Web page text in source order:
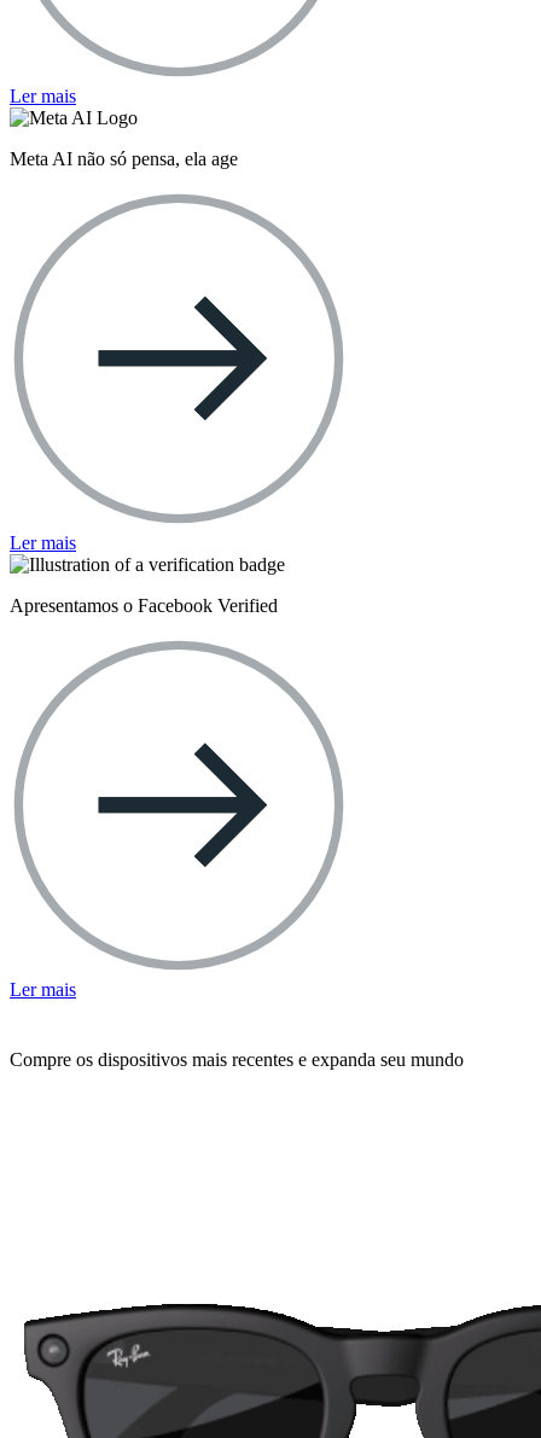
Ler mais
Meta AI não só pensa, ela age
Ler mais
Apresentamos o Facebook Verified
Ler mais
Compre os dispositivos mais recentes e expanda seu mundo